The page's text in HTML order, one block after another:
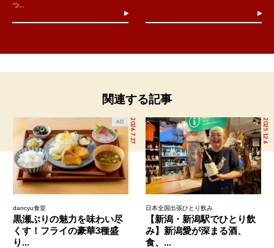
つ...
関連する記事
2026.7.27
AD
dancyu食堂
黒瀬ぶりの魅力を味わい尽
くす！フライの豪華3種盛
り...
2025.12.6
日本全国出張ひとり飲み
【新潟・新潟駅でひとり飲
み】新潟愛が深まる酒、
食、...